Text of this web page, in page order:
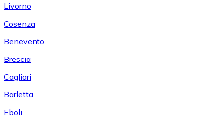
Livorno
Cosenza
Benevento
Brescia
Cagliari
Barletta
Eboli